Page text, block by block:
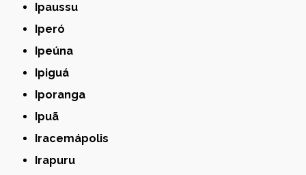
Ipaussu
Iperó
Ipeúna
Ipiguá
Iporanga
Ipuã
Iracemápolis
Irapuru